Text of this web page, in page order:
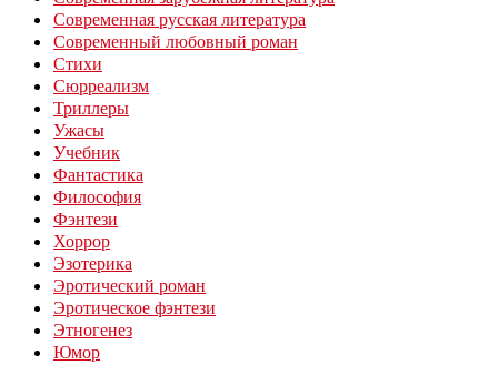
Современная русская литература
Современный любовный роман
Стихи
Сюрреализм
Триллеры
Ужасы
Учебник
Фантастика
Философия
Фэнтези
Хоррор
Эзотерика
Эротический роман
Эротическое фэнтези
Этногенез
Юмор